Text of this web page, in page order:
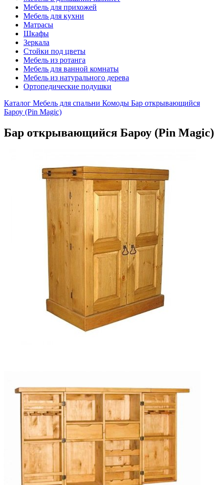
Мебель для прихожей
Мебель для кухни
Матрасы
Шкафы
Зеркала
Стойки под цветы
Мебель из ротанга
Мебель для ванной комнаты
Мебель из натурального дерева
Ортопедические подушки
Каталог Мебель для спальни Комоды Бар открывающийся
Бароу (Pin Magic)
Бар открывающийся Бароу (Pin Magic)